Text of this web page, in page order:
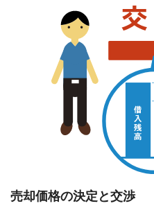
売却価格の決定と交渉